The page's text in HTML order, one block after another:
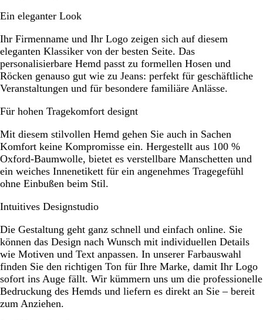
Ein eleganter Look
Ihr Firmenname und Ihr Logo zeigen sich auf diesem
eleganten Klassiker von der besten Seite. Das
personalisierbare Hemd passt zu formellen Hosen und
Röcken genauso gut wie zu Jeans: perfekt für geschäftliche
Veranstaltungen und für besondere familiäre Anlässe.
Für hohen Tragekomfort designt
Mit diesem stilvollen Hemd gehen Sie auch in Sachen
Komfort keine Kompromisse ein. Hergestellt aus 100 %
Oxford-Baumwolle, bietet es verstellbare Manschetten und
ein weiches Innenetikett für ein angenehmes Tragegefühl
ohne Einbußen beim Stil.
Intuitives Designstudio
Die Gestaltung geht ganz schnell und einfach online. Sie
können das Design nach Wunsch mit individuellen Details
wie Motiven und Text anpassen. In unserer Farbauswahl
finden Sie den richtigen Ton für Ihre Marke, damit Ihr Logo
sofort ins Auge fällt. Wir kümmern uns um die professionelle
Bedruckung des Hemds und liefern es direkt an Sie – bereit
zum Anziehen.